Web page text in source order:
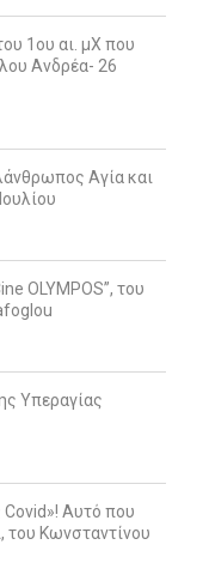
1ου αι. μΧ που
Ανδρέα- 26
Αγία και
OLYMPOS”, του
Υπεραγίας
Αυτό που
του Κωνσταντίνου